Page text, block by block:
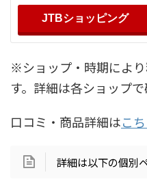
JTBショッピング
※ショップ・時期によ
す。詳細は各ショップで
口コミ・商品詳細はこ
詳細は以下の個別